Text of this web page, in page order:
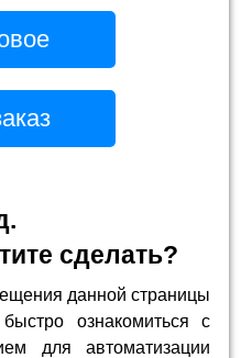
сделать?
данной страницы
ознакомиться с
для автоматизации